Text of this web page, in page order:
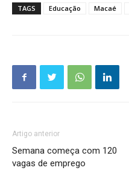
TAGS Educação Macaé
Artigo anterior
Semana começa com 120
vagas de emprego